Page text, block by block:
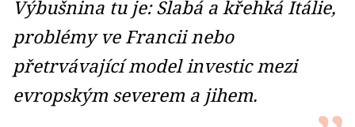
Výbušnina tu je: Slabá a křehká Itálie,
problémy ve Francii nebo
přetrvávající model investic mezi
evropským severem a jihem.